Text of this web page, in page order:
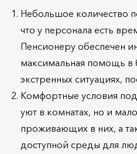
Небольшое количество
что у персонала есть
Пенсионеру обеспечен
максимальная помощь в
экстренных ситуациях,
Комфортные условия
уют в комнатах, но и
проживающих в них, а
доступной среды для